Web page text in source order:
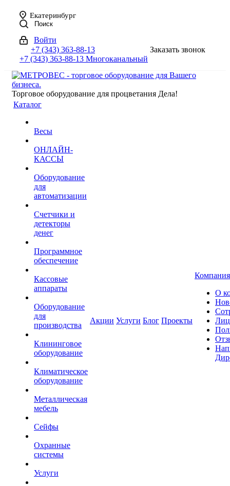
Екатеринбург
Поиск
Войти
+7 (343) 363-88-13
+7 (343) 363-88-13 Многоканальный
Заказать звонок
Торговое оборудование для процветания Дела!
Каталог
Весы
ОНЛАЙН-
КАССЫ
Оборудование
для
автоматизации
Счетчики и
детекторы
денег
Программное
обеспечение
Кассовые
аппараты
Оборудование
для
производства
Клининговое
оборудование
Климатическое
оборудование
Металлическая
мебель
Сейфы
Охранные
системы
Услуги
Акции Услуги Блог Проекты
Компания
О